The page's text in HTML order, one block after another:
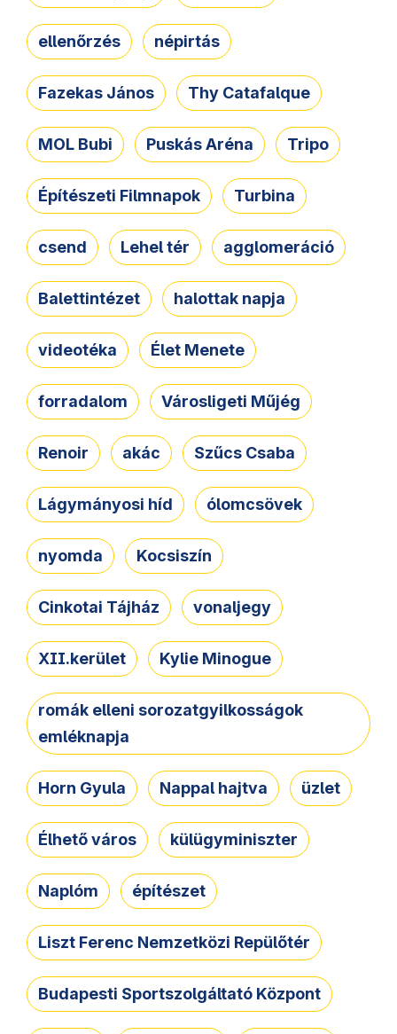
ellenőrzés népirtás
Fazekas János Thy Catafalque
MOL Bubi Puskás Aréna Tripo
Építészeti Filmnapok Turbina
csend Lehel tér agglomeráció
Balettintézet halottak napja
videotéka Élet Menete
forradalom Városligeti Műjég
Renoir akác Szűcs Csaba
Lágymányosi híd ólomcsövek
nyomda Kocsiszín
Cinkotai Tájház vonaljegy
XII.kerület Kylie Minogue
romák elleni sorozatgyilkosságok
emléknapja
Horn Gyula Nappal hajtva üzlet
Élhető város külügyminiszter
Naplóm építészet
Liszt Ferenc Nemzetközi Repülőtér
Budapesti Sportszolgáltató Központ